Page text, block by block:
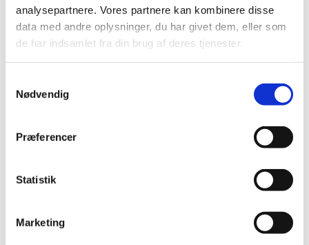
analysepartnere. Vores partnere kan kombinere disse
data med andre oplysninger, du har givet dem, eller som
de har indsamlet fra din brug af deres tjenester.
Nødvendig
Præferencer
Statistik
Marketing
maj (1)
april (2)
januar (2)
2017 (31)
2012 (41)